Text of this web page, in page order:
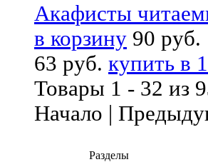
Акафисты
в корзину 90 руб.
63 руб. купить в
Товары 1 - 32 из
Начало |
Разделы